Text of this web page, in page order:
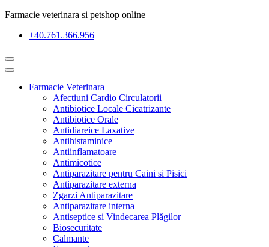
Farmacie veterinara si petshop online
+40.761.366.956
Farmacie Veterinara
Afectiuni Cardio Circulatorii
Antibiotice Locale Cicatrizante
Antibiotice Orale
Antidiareice Laxative
Antihistaminice
Antiinflamatoare
Antimicotice
Antiparazitare pentru Caini si Pisici
Antiparazitare externa
Zgarzi Antiparazitare
Antiparazitare interna
Antiseptice si Vindecarea Plăgilor
Biosecuritate
Calmante